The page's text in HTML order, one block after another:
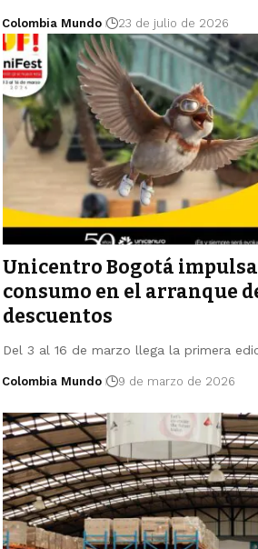
Colombia Mundo 23 de julio de 2026
Unicentro Bogotá
consumo en el arranque
descuentos
Del 3 al 16 de marzo llega la primera
Colombia Mundo 9 de marzo de 2026